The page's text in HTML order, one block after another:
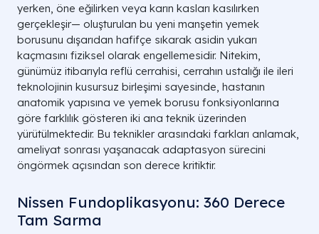
Reflü Tedavisi Karşılaştırması: İlaç vs. Cerrahi
Özellik
yerken, öne eğilirken veya karın kasları kasılırken
gerçekleşir— oluşturulan bu yeni manşetin yemek
borusunu dışarıdan hafifçe sıkarak asidin yukarı
kaçmasını fiziksel olarak engellemesidir. Nitekim,
günümüz itibarıyla reflü cerrahisi, cerrahın ustalığı ile ileri
teknolojinin kusursuz birleşimi sayesinde, hastanın
anatomik yapısına ve yemek borusu fonksiyonlarına
göre farklılık gösteren iki ana teknik üzerinden
yürütülmektedir. Bu teknikler arasındaki farkları anlamak,
ameliyat sonrası yaşanacak adaptasyon sürecini
öngörmek açısından son derece kritiktir.
Nissen Fundoplikasyonu: 360 Derece
Tam Sarma